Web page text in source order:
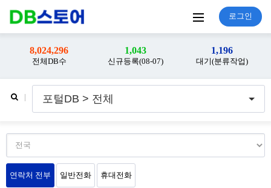
로그인
8,024,296
전체DB수
1,043
신규등록(08-07)
1,196
대기(분류작업)
포털DB > 전체
연락처 전부 일반전화 휴대전화